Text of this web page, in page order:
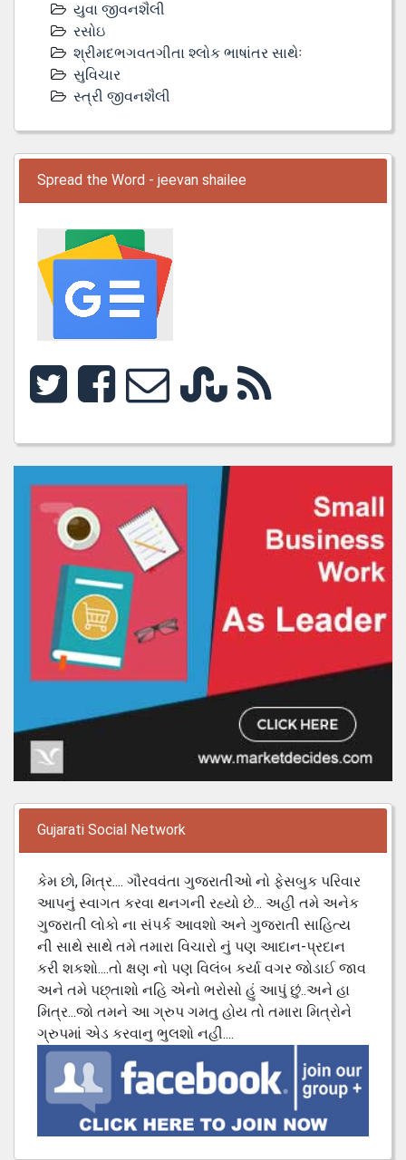
યુવા જીવનશૈલી
રસોઇ
શ્રીમદભગવતગીતા શ્લોક ભાષાંતર સાથેઃ
સુવિચાર
સ્ત્રી જીવનશૈલી
Spread the Word - jeevan shailee
Gujarati Social Network
કેમ છો, મિત્ર.... ગૌરવવંતા ગુજરાતીઓ નો ફેસબુક પરિવાર
આપનું સ્વાગત કરવા થનગની રહ્યો છે... અહી તમે અનેક
ગુજરાતી લોકો ના સંપર્ક આવશો અને ગુજરાતી સાહિત્ય
ની સાથે સાથે તમે તમારા વિચારો નું પણ આદાન-પ્રદાન
કરી શકશો....તો ક્ષણ નો પણ વિલંબ કર્યા વગર જોડાઈ જાવ
અને તમે પછ્તાશો નહિ એનો ભરોસો હું આપું છું..અને હા
મિત્ર...જો તમને આ ગ્રુપ ગમતુ હોય તો તમારા મિત્રોને
ગ્રુપમાં એડ કરવાનુ ભુલશો નહી....